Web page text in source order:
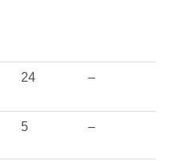
24 –
5 –